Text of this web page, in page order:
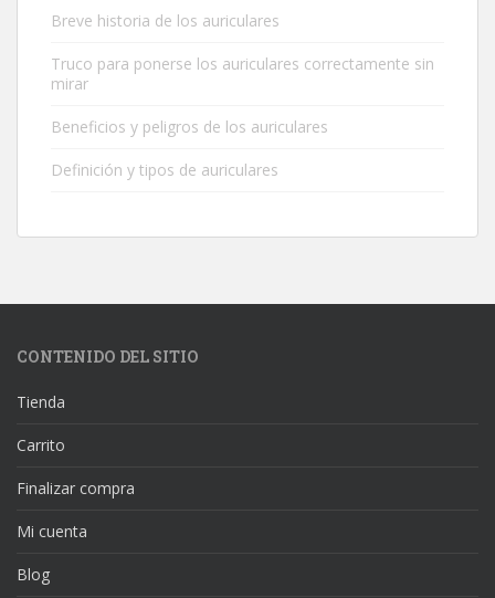
Breve historia de los auriculares
Truco para ponerse los auriculares correctamente sin
mirar
Beneficios y peligros de los auriculares
Definición y tipos de auriculares
CONTENIDO DEL SITIO
Tienda
Carrito
Finalizar compra
Mi cuenta
Blog